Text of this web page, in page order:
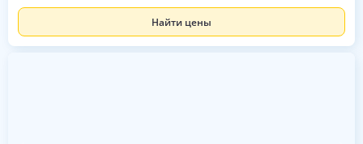
Найти цены